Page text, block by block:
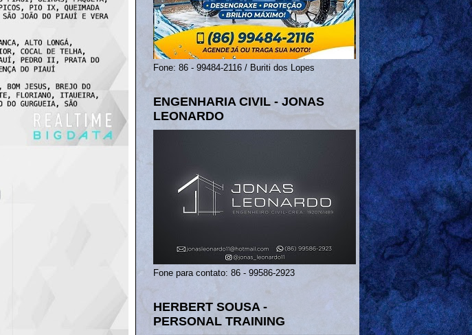
Fone: 86 - 99484-2116 / Buriti dos Lopes
ENGENHARIA CIVIL - JONAS
LEONARDO
Fone para contato: 86 - 99586-2923
HERBERT SOUSA -
PERSONAL TRAINING